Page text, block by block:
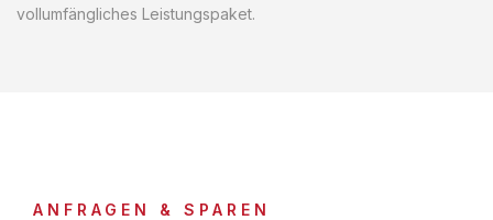
vollumfängliches Leistungspaket.
ANFRAGEN & SPAREN